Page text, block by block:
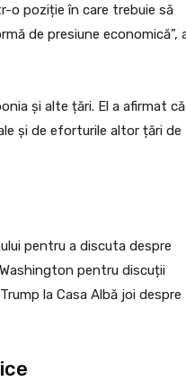
o poziție în care trebuie să
de presiune economică”,
și alte țări. El a afirmat că
și de eforturile altor țări de
pentru a discuta despre
pentru discuții
la Casa Albă joi despre